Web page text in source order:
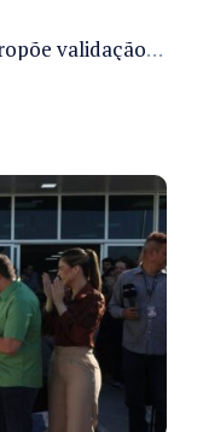
Projeto de Lei 1238/26 propõe validação automática do Cadastro Ambiental Rural para imóveis de até quatro módulos fiscais